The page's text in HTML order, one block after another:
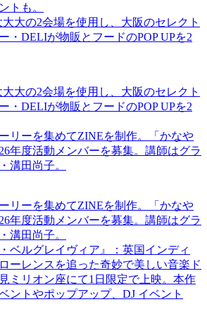
トも。
大大の2会場を使用し、大阪のセレクト
・DELIが物販とフードのPOP UPを2
大大の2会場を使用し、大阪のセレクト
・DELIが物販とフードのPOP UPを2
リーを集めてZINEを制作。「かなや
年度活動メンバーを募集。講師はグラ
溝田尚子。
リーを集めてZINEを制作。「かなや
年度活動メンバーを募集。講師はグラ
溝田尚子。
ベルグレイヴィア』：英国インディ
ーレンスを追った奇妙で美しい音楽ド
ミリオン座にて1日限定で上映。本作
ントやポップアップ、DJ イベント